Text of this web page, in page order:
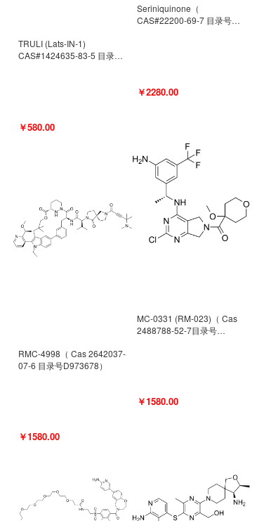
TRULI (Lats-IN-1)
CAS#1424635-83-5 目录号
￥580.00
RMC-4998（ Cas 2642037-
07-6 目录号D973678）
￥1580.00
Seriniquinone（
CAS#22200-69-7 目录号
￥2280.00
MC-0331 (RM-023)（ Cas
2488788-52-7目录号
￥1580.00